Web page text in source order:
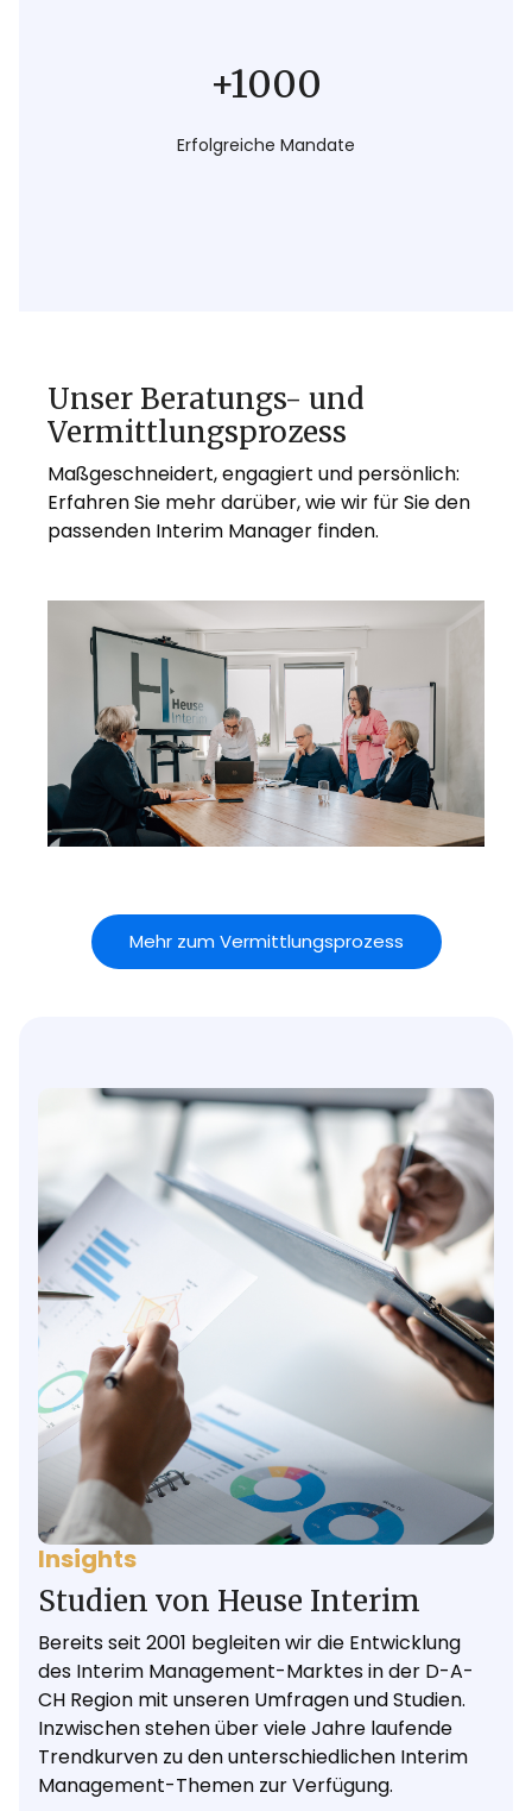
+1000
Erfolgreiche Mandate
Unser Beratungs- und
Vermittlungsprozess
Maßgeschneidert, engagiert und persönlich:
Erfahren Sie mehr darüber, wie wir für Sie den
passenden Interim Manager finden.
Mehr zum Vermittlungsprozess
Insights
Studien von Heuse Interim
Bereits seit 2001 begleiten wir die Entwicklung
des Interim Management-Marktes in der D-A-
CH Region mit unseren Umfragen und Studien.
Inzwischen stehen über viele Jahre laufende
Trendkurven zu den unterschiedlichen Interim
Management-Themen zur Verfügung.